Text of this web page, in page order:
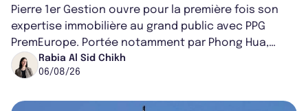
Pierre 1er Gestion ouvre pour la première fois son
expertise immobilière au grand public avec PPG
PremEurope. Portée notamment par Phong Hua,
ancien directeur des investissements d...
Rabia Al Sid Chikh
06/08/26